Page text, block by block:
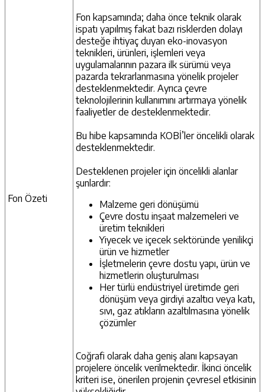
Fon Özeti
Fon kapsamında; daha önce teknik olarak
ispatı yapılmış fakat bazı risklerden dolayı
desteğe ihtiyaç duyan eko-inovasyon
teknikleri, ürünleri, işlemleri veya
uygulamalarının pazara ilk sürümü veya
pazarda tekrarlanmasına yönelik projeler
desteklenmektedir. Ayrıca çevre
teknolojilerinin kullanımını artırmaya yönelik
faaliyetler de desteklenmektedir.
Bu hibe kapsamında KOBİ’ler öncelikli olarak
desteklenmektedir.
Desteklenen projeler için öncelikli alanlar
şunlardır:
Malzeme geri dönüşümü
Çevre dostu inşaat malzemeleri ve
üretim teknikleri
Yiyecek ve içecek sektöründe yenilikçi
ürün ve hizmetler
İşletmelerin çevre dostu yapı, ürün ve
hizmetlerin oluşturulması
Her türlü endüstriyel üretimde geri
dönüşüm veya girdiyi azaltıcı veya katı,
sıvı, gaz atıkların azaltılmasına yönelik
çözümler
Coğrafi olarak daha geniş alanı kapsayan
projelere öncelik verilmektedir. İkinci öncelik
kriteri ise, önerilen projenin çevresel etkisinin